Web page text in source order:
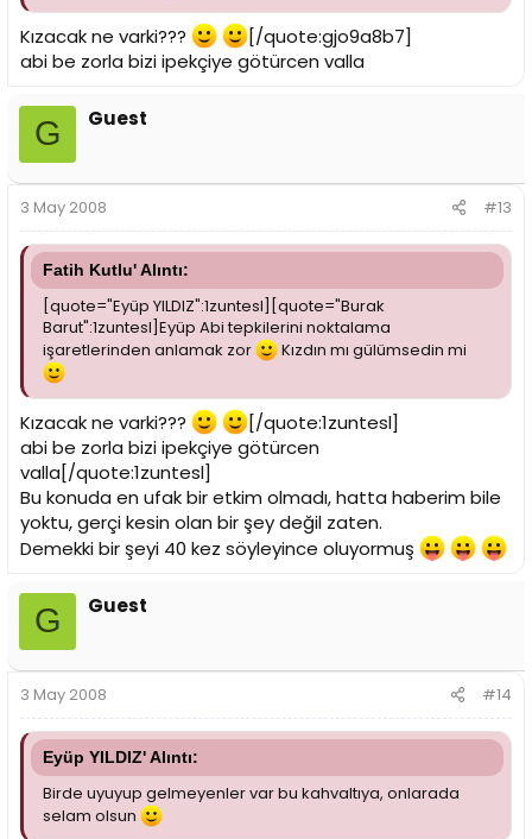
Kızacak ne varki???
[/quote:gjo9a8b7]
abi be zorla bizi ipekçiye götürcen valla
G Guest
3 May 2008 #13
Fatih Kutlu' Alıntı:
[quote="Eyüp YILDIZ":1zuntesl][quote="Burak
Barut":1zuntesl]Eyüp Abi tepkilerini noktalama
işaretlerinden anlamak zor
Kızdın mı gülümsedin mi
Kızacak ne varki???
[/quote:1zuntesl]
abi be zorla bizi ipekçiye götürcen
valla[/quote:1zuntesl]
Bu konuda en ufak bir etkim olmadı, hatta haberim bile
yoktu, gerçi kesin olan bir şey değil zaten.
Demekki bir şeyi 40 kez söyleyince oluyormuş
G Guest
3 May 2008 #14
Eyüp YILDIZ' Alıntı:
Birde uyuyup gelmeyenler var bu kahvaltıya, onlarada
selam olsun